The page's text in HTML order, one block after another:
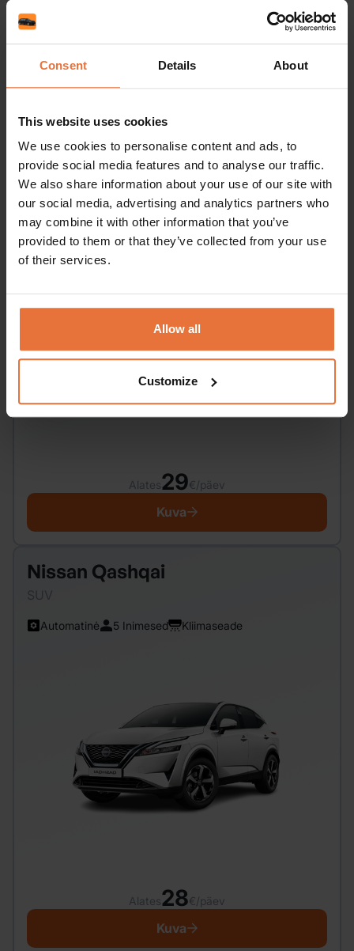
Consent Details About
This website uses cookies
We use cookies to personalise content and ads, to
provide social media features and to analyse our traffic.
We also share information about your use of our site with
our social media, advertising and analytics partners who
may combine it with other information that you’ve
provided to them or that they’ve collected from your use
of their services.
Allow all
Customize
Alates35€/päev
Skoda Kodiaq
SUV
Kliimaseade
Alates29€/päev
Kuva
Nissan Qashqai
Automatinė 5 Inimesed Kliimaseade
Alates28€/päev
Kuva